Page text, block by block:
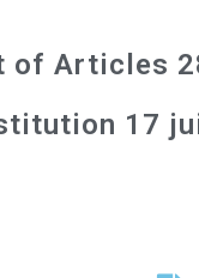
of Articles
17